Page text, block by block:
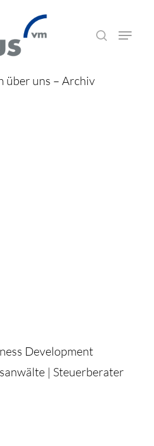
suchen
Menu
über uns – Archiv
Development
| Steuerberater